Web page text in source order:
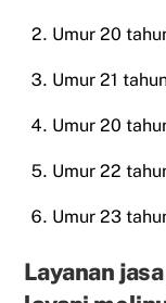
Umur 20
Umur 21
Umur 20
Umur 22
Umur 23
Layanan